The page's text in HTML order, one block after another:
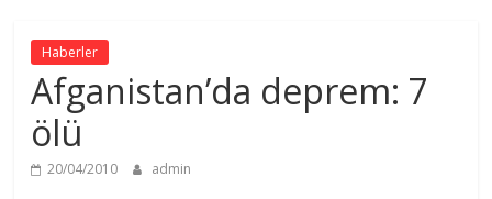
ve
Deprem
Eğitimi
Derneği
Haberler
Afganistan’da deprem: 7
ölü
20/04/2010 admin